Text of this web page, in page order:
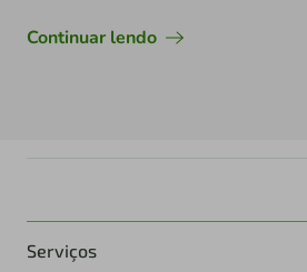
Continuar lendo
Serviços